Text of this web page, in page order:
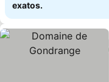
exatos.